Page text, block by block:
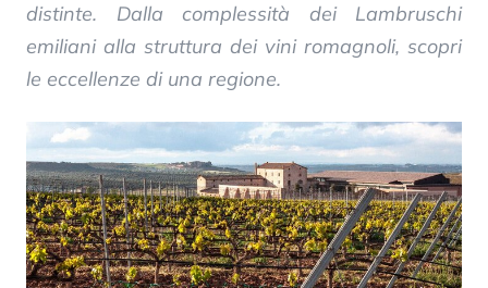
distinte. Dalla complessità dei Lambruschi
emiliani alla struttura dei vini romagnoli, scopri
le eccellenze di una regione.